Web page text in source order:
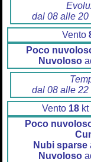
dal 08 alle
Vento
Poco
Nuvoloso
dal 08 alle
Vento 18 kt
Poco
Nubi sparse
Nuvoloso